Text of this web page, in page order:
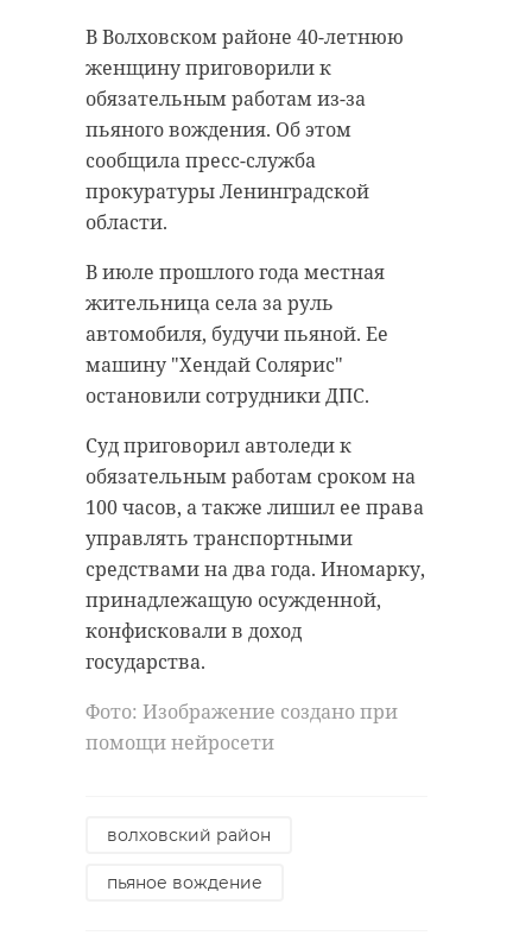
В Волховском районе 40-летнюю
женщину приговорили к
обязательным работам из-за
пьяного вождения. Об этом
сообщила пресс-служба
прокуратуры Ленинградской
области.
В июле прошлого года местная
жительница села за руль
автомобиля, будучи пьяной. Ее
машину "Хендай Солярис"
остановили сотрудники ДПС.
Суд приговорил автоледи к
обязательным работам сроком на
100 часов, а также лишил ее права
управлять транспортными
средствами на два года. Иномарку,
принадлежащую осужденной,
конфисковали в доход
государства.
Фото: Изображение создано при
помощи нейросети
волховский район
пьяное вождение